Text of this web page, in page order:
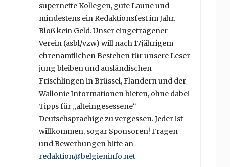
supernette Kollegen, gute Laune und
mindestens ein Redaktionsfest im Jahr.
Bloß kein Geld. Unser eingetragener
Verein (asbl/vzw) will nach 17jährigem
ehrenamtlichen Bestehen für unsere Leser
jung bleiben und ausländischen
Frischlingen in Brüssel, Flandern und der
Wallonie Informationen bieten, ohne dabei
Tipps für „alteingesessene“
Deutschsprachige zu vergessen. Jeder ist
willkommen, sogar Sponsoren! Fragen
und Bewerbungen bitte an
redaktion@belgieninfo.net